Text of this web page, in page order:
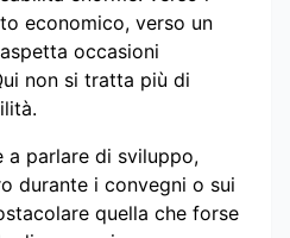
economico, verso un
occasioni
non si tratta più di
a parlare di sviluppo,
durante i convegni o sui
quella che forse